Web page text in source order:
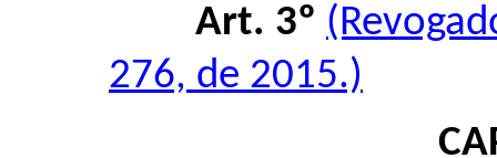
Art. 3º
276, de 2015.)